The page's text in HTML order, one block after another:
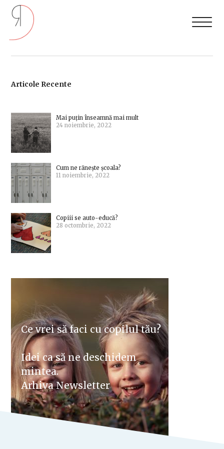
Articole Recente
Mai puțin înseamnă mai mult
24 noiembrie, 2022
Cum ne rănește școala?
11 noiembrie, 2022
Copiii se auto-educă?
28 octombrie, 2022
Ce vrei să faci cu copilul tău?
Idei ca să ne deschidem
mintea.
Arhiva Newsletter